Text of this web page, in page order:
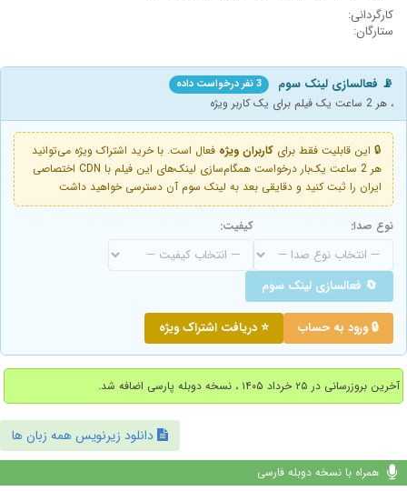
کارگردانی:
ستارگان:
📡 فعالسازی لینک سوم 3 نفر درخواست داده
، هر 2 ساعت یک فیلم برای یک کاربر ویژه
🔒 این قابلیت فقط برای کاربران ویژه فعال است. با خرید اشتراک ویژه می‌توانید
هر 2 ساعت یک‌بار درخواست همگام‌سازی لینک‌های این فیلم با CDN اختصاصی
ایران را ثبت کنید و دقایقی بعد به لینک سوم آن دسترسی خواهید داشت
نوع صدا: کیفیت:
🔄 فعالسازی لینک سوم
🔒 ورود به حساب ⭐ دریافت اشتراک ویژه
آخرین بروزرسانی در ۲۵ خرداد ۱۴۰۵ ، نسخه دوبله پارسی اضافه شد.
دانلود زیرنویس همه زبان ها
همراه با نسخه دوبله فارسی